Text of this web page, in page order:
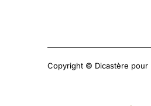
Copyright © Dicastère pour